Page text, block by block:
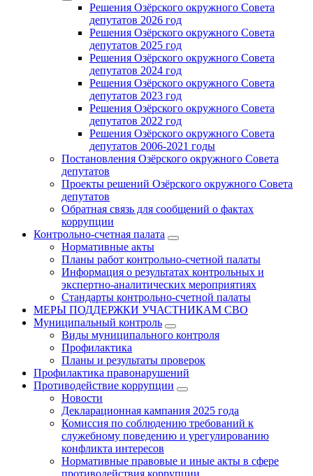
Решения Озёрского окружного Совета
депутатов 2026 год
Решения Озёрского окружного Совета
депутатов 2025 год
Решения Озёрского окружного Совета
депутатов 2024 год
Решения Озёрского окружного Совета
депутатов 2023 год
Решения Озёрского окружного Совета
депутатов 2022 год
Решения Озёрского окружного Совета
депутатов 2006-2021 годы
Постановления Озёрского окружного Совета
депутатов
Проекты решений Озёрского окружного Совета
депутатов
Обратная связь для сообщений о фактах
коррупции
Контрольно-счетная палата
Нормативные акты
Планы работ контрольно-счетной палаты
Информация о результатах контрольных и
экспертно-аналитических мероприятиях
Стандарты контрольно-счетной палаты
МЕРЫ ПОДДЕРЖКИ УЧАСТНИКАМ СВО
Муниципальный контроль
Виды муниципального контроля
Профилактика
Планы и результаты проверок
Профилактика правонарушений
Противодействие коррупции
Новости
Декларационная кампания 2025 года
Комиссия по соблюдению требований к
служебному поведению и урегулированию
конфликта интересов
Нормативные правовые и иные акты в сфере
противодействия коррупции